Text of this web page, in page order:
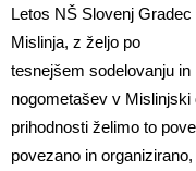
Letos NŠ Slovenj
Mislinja, z željo po
tesnejšem sodelovanju
nogometašev v Mislinjski
prihodnosti želimo to
povezano in organizirano,